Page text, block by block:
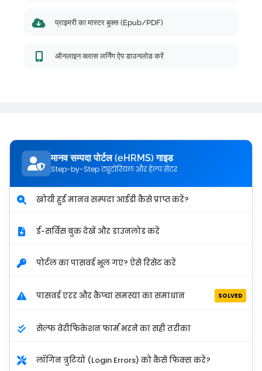
प्राइमरी का मास्टर बुक्स (Epub/PDF)
ऑनलाइन क्लास लर्निंग ऐप डाउनलोड करें
मानव सम्पदा पोर्टल (eHRMS) गाइड
Step-by-Step ट्यूटोरियल और हेल्प सेंटर
खोयी हुई मानव सम्पदा आईडी कैसे प्राप्त करें?
ई-सर्विस बुक देखें और डाउनलोड करें
पोर्टल का पासवर्ड भूल गए? ऐसे रिसेट करें
पासवर्ड एरर और कैप्चा समस्या का समाधान SOLVED
सेल्फ वेरीफिकेशन फार्म भरने का सही तरीका
लॉगिन त्रुटियों (Login Errors) को कैसे फिक्स करें?